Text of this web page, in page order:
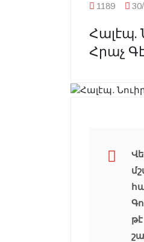
1189
Հալէպ.
Հրաչ